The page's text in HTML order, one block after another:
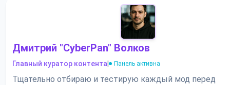
Дмитрий "CyberPan" Волков
Главный куратор контента Панель активна
Тщательно отбираю и тестирую каждый мод перед